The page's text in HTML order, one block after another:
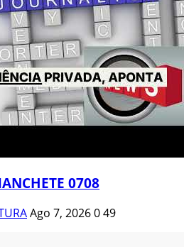
0708
Ago 7, 2026049